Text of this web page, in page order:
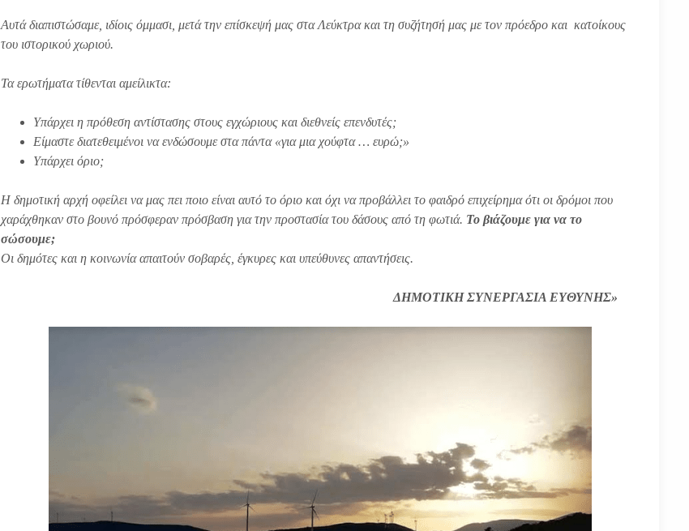
Αυτά διαπιστώσαμε, ιδίοις όμμασι, μετά την επίσκεψή μας στα Λεύκτρα και τη συζήτησή μας με τον πρόεδρο και κατοίκους
του ιστορικού χωριού.
Τα ερωτήματα τίθενται αμείλικτα:
Υπάρχει η πρόθεση αντίστασης στους εγχώριους και διεθνείς επενδυτές;
Είμαστε διατεθειμένοι να ενδώσουμε στα πάντα «για μια χούφτα … ευρώ;»
Υπάρχει όριο;
Η δημοτική αρχή οφείλει να μας πει ποιο είναι αυτό το όριο και όχι να προβάλλει το φαιδρό επιχείρημα ότι οι δρόμοι που
χαράχθηκαν στο βουνό πρόσφεραν πρόσβαση για την προστασία του δάσους από τη φωτιά. Το βιάζουμε για να το
σώσουμε;
Οι δημότες και η κοινωνία απαιτούν σοβαρές, έγκυρες και υπεύθυνες απαντήσεις.
ΔΗΜΟΤΙΚΗ ΣΥΝΕΡΓΑΣΙΑ ΕΥΘΥΝΗΣ»